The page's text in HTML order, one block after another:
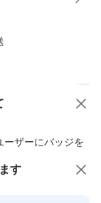
ーザーにバッジを
への質問
す